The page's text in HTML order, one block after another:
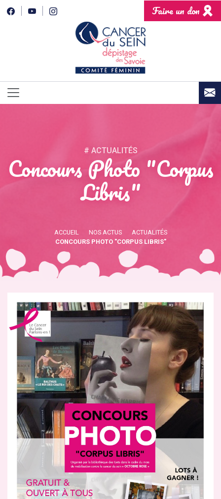
Faire un don
# ACTUALITÉS
Concours Photo "Corpus
Libris"
ACCUEIL NOS ACTUS
ACTUALITÉS
CONCOURS PHOTO "CORPUS LIBRIS"